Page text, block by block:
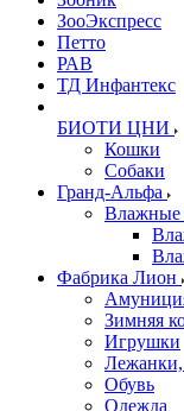
ЗооЭкспресс
Петто
РАВ
ТД Инфантекс
БИОТИ ЦНИ
Кошки
Собаки
Гранд-Альфа
Влажные
Фабрика Лион
Зимняя
Игрушки
Обувь
Одежда